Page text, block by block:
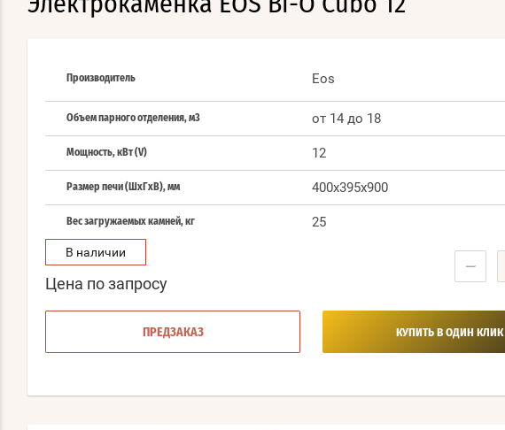
Производитель Eos
Объем парного отделения, м3 от 14 до 18
Мощность, кВт (V) 12
Размер печи (ШхГхВ), мм 400x395x900
Вес загружаемых камней, кг 25
В наличии
Цена по запросу
−
ПРЕДЗАКАЗ КУПИТЬ В ОДИН КЛИК